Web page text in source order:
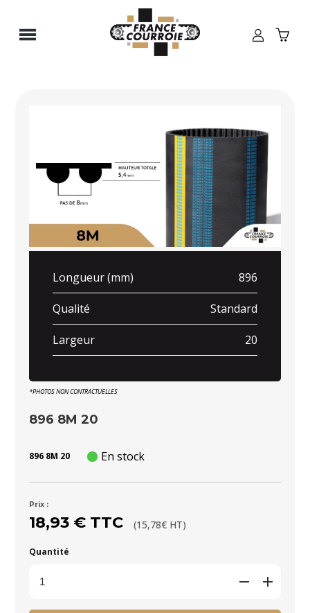
Longueur (mm) 896
Qualité Standard
Largeur 20
*PHOTOS NON CONTRACTUELLES
896 8M 20
896 8M 20 En stock
Prix :
18,93 € TTC (15,78€ HT)
Quantité
Panneau de gestion des cookies